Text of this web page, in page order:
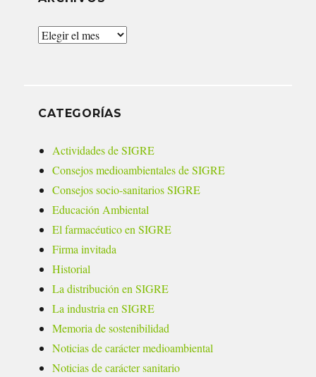
Archivos
CATEGORÍAS
Actividades de SIGRE
Consejos medioambientales de SIGRE
Consejos socio-sanitarios SIGRE
Educación Ambiental
El farmacéutico en SIGRE
Firma invitada
Historial
La distribución en SIGRE
La industria en SIGRE
Memoria de sostenibilidad
Noticias de carácter medioambiental
Noticias de carácter sanitario